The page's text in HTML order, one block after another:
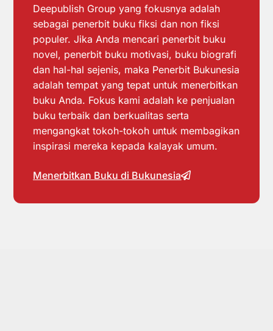
Deepublish Group yang fokusnya adalah
sebagai penerbit buku fiksi dan non fiksi
populer. Jika Anda mencari penerbit buku
novel, penerbit buku motivasi, buku biografi
dan hal-hal sejenis, maka Penerbit Bukunesia
adalah tempat yang tepat untuk menerbitkan
buku Anda. Fokus kami adalah ke penjualan
buku terbaik dan berkualitas serta
mengangkat tokoh-tokoh untuk membagikan
inspirasi mereka kepada kalayak umum.
Menerbitkan Buku di Bukunesia